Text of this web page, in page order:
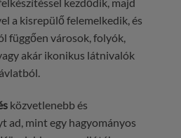
kezdődik, majd
a kisrepülő felemelkedik, és
függően városok, folyók,
akár ikonikus látnivalók
közvetlenebb és
ad, mint egy hagyományos